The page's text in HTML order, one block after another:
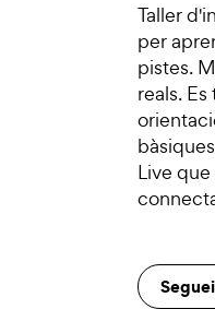
Taller
per
pistes.
reals.
Live